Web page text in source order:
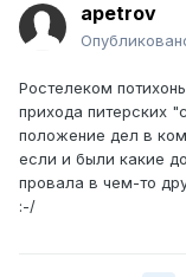
apetrov
Ростелеком
прихода питерских
положение дел в
если и были какие
провала в чем-то
:-/